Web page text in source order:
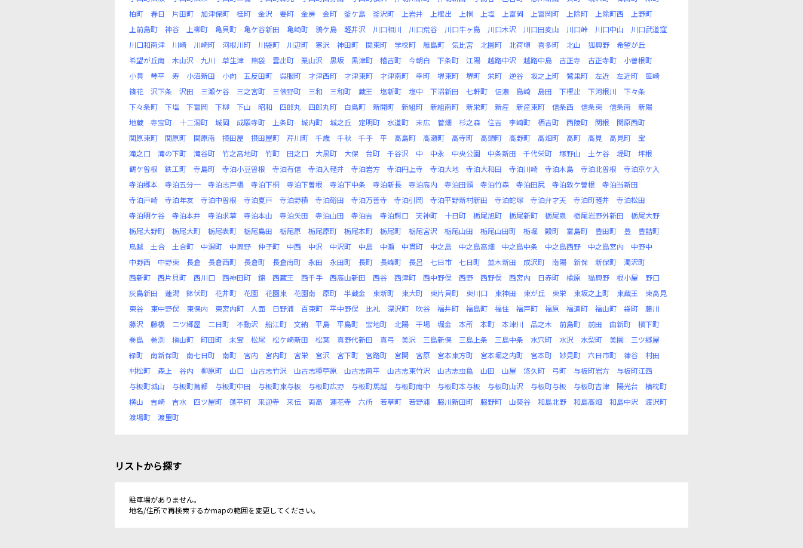
柏町
春日 片田町 加津保町 桂町 金沢 要町 金房 金町 釜ケ島 釜沢町 上岩井 上樫出 上桐 上塩 上富岡 上富岡町 上除町 上除町西
上野町
上前島町
神谷 上柳町 亀貝町 亀ケ谷新田 亀崎町 鴉ケ島 軽井沢 川口相川 川口荒谷 川口牛ヶ島 川口木沢 川口田麦山 川口峠 川口中山
川口武道窪
川口和南津
川崎 川崎町 河根川町 川袋町 川辺町 寒沢 神田町 関東町 学校町 雁島町 気比宮 北園町 北荷頃 喜多町 北山 狐興野
希望が丘
希望が丘南
木山沢 九川 草生津 熊袋 雲出町 栗山沢 黒坂 黒津町 稽古町 今朝白 下条町 江陽 越路中沢 越路中島 古正寺 古正寺町
小曽根町
小貫
琴平 寿 小沼新田 小向 五反田町 呉服町 才津西町 才津東町 才津南町 幸町 堺東町 堺町 栄町 逆谷 坂之上町 鷺巣町 左近 左近町
笹崎
篠花
沢下条 沢田 三瀬ケ谷 三之宮町 三俵野町 三和 三和町 蔵王 塩新町 塩中 下沼新田 七軒町 信濃 島崎 島田 下樫出 下河根川
下々条
下々条町
下塩 下富岡 下柳 下山 昭和 四郎丸 四郎丸町 白鳥町 新開町 新組町 新組南町 新栄町 新産 新産東町 信条西 信条東 信条南
新陽
地蔵
寺宝町 十二潟町 城岡 成願寺町 上条町 城内町 城之丘 定明町 水道町 末広 菅畑 杉之森 住吉 李崎町 栖吉町 西陵町 関根
関原西町
関原東町
関原町 関原南 摂田屋 摂田屋町 芹川町 千歳 千秋 千手 平 高島町 高瀬町 高寺町 高頭町 高野町 高畑町 高町 高見 高見町
宝
滝之口
滝の下町 滝谷町 竹之高地町 竹町 田之口 大黒町 大保 台町 千谷沢 中 中永 中央公園 中条新田 千代栄町 塚野山 土ケ谷 堤町
坪根
鶴ケ曽根
鉄工町 寺島町 寺泊小豆曽根 寺泊有信 寺泊入軽井 寺泊岩方 寺泊円上寺 寺泊大地 寺泊大和田 寺泊川崎 寺泊木島 寺泊北曽根
寺泊京ケ入
寺泊郷本
寺泊五分一 寺泊志戸橋 寺泊下桐 寺泊下曽根 寺泊下中条 寺泊新長 寺泊高内 寺泊田頭 寺泊竹森 寺泊田尻 寺泊敦ケ曽根
寺泊当新田
寺泊戸崎
寺泊年友 寺泊中曽根 寺泊夏戸 寺泊野積 寺泊硲田 寺泊万善寺 寺泊引岡 寺泊平野新村新田 寺泊蛇塚 寺泊弁才天 寺泊町軽井
寺泊松田
寺泊明ケ谷
寺泊本弁 寺泊求草 寺泊本山 寺泊矢田 寺泊山田 寺泊吉 寺泊鰐口 天神町 十日町 栃尾旭町 栃尾新町 栃尾泉 栃尾岩野外新田
栃尾大野
栃尾大野町
栃尾大町 栃尾表町 栃尾島田 栃尾原 栃尾原町 栃尾本町 栃尾町 栃尾宮沢 栃尾山田 栃尾山田町 栃堀 殿町 富島町 豊田町 豊
豊詰町
鳥越
土合 土合町 中潟町 中興野 仲子町 中西 中沢 中沢町 中島 中瀬 中貫町 中之島 中之島高畑 中之島中条 中之島西野 中之島宮内
中野中
中野西
中野東 長倉 長倉西町 長倉町 長倉南町 永田 永田町 長町 長峰町 長呂 七日市 七日町 並木新田 成沢町 南陽 新保 新保町
濁沢町
西新町
西片貝町 西川口 西神田町 錦 西蔵王 西千手 西高山新田 西谷 西津町 西中野俣 西野 西野俣 西宮内 日赤町 楡原 猫興野 根小屋
野口
灰島新田
蓮潟 鉢伏町 花井町 花園 花園東 花園南 原町 半蔵金 東新町 東大町 東片貝町 東川口 東神田 東が丘 東栄 東坂之上町 東蔵王
東高見
東谷
東中野俣 東保内 東宮内町 人面 日野浦 百束町 平中野俣 比礼 深沢町 吹谷 福井町 福島町 福住 福戸町 福原 福道町 福山町 袋町
藤川
藤沢
藤橋 二ツ郷屋 二日町 不動沢 船江町 文納 平島 平島町 宝地町 北陽 干場 堀金 本所 本町 本津川 品之木 前島町 前田 曲新町
槇下町
巻島
巻渕 槇山町 町田町 末宝 松尾 松ケ崎新田 松葉 真野代新田 真弓 美沢 三島新保 三島上条 三島中条 水穴町 水沢 水梨町 美園
三ツ郷屋
緑町
南新保町 南七日町 南町 宮内 宮内町 宮栄 宮沢 宮下町 宮路町 宮関 宮原 宮本東方町 宮本堀之内町 宮本町 妙見町 六日市町 葎谷
村田
村松町
森上 谷内 柳原町 山口 山古志竹沢 山古志種苧原 山古志南平 山古志東竹沢 山古志虫亀 山田 山屋 悠久町 弓町 与板町岩方
与板町江西
与板町城山
与板町蔦都 与板町中田 与板町東与板 与板町広野 与板町馬越 与板町南中 与板町本与板 与板町山沢 与板町与板 与板町吉津 陽光台
横枕町
横山
吉崎 吉水 四ツ屋町 蓬平町 来迎寺 来伝 両高 蓮花寺 六所 若草町 若野浦 脇川新田町 脇野町 山葵谷 和島北野 和島高畑 和島中沢
渡沢町
渡場町
渡里町
リストから探す
駐車場がありません。
地名/住所で再検索するかmapの範囲を変更してください。